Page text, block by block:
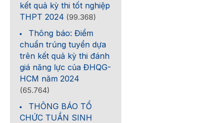
kết quả kỳ thi tốt nghiệp
THPT 2024 (99.368)
Thông báo: Điểm
chuẩn trúng tuyển dựa
trên kết quả kỳ thi đánh
giá năng lực của ĐHQG-
HCM năm 2024
(65.764)
THÔNG BÁO TỔ
CHỨC TUẦN SINH